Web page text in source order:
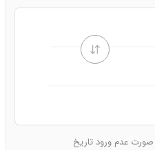
عدم ورود تاریخ